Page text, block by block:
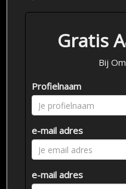
Gratis
Bij
Profielnaam
e-mail adres
e-mail adres